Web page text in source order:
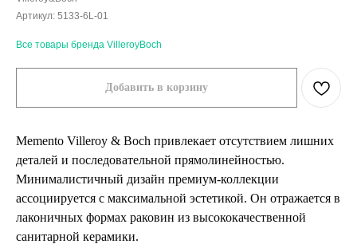
Артикул: 5133-6L-01
Все товары бренда VilleroyBoch
Добавить в корзину
Memento Villeroy & Boch привлекает отсутствием лишних
деталей и последовательной прямолинейностью.
Минималистичный дизайн премиум-коллекции
ассоциируется с максимальной эстетикой. Он отражается в
лаконичных формах раковин из высококачественной
санитарной керамики.